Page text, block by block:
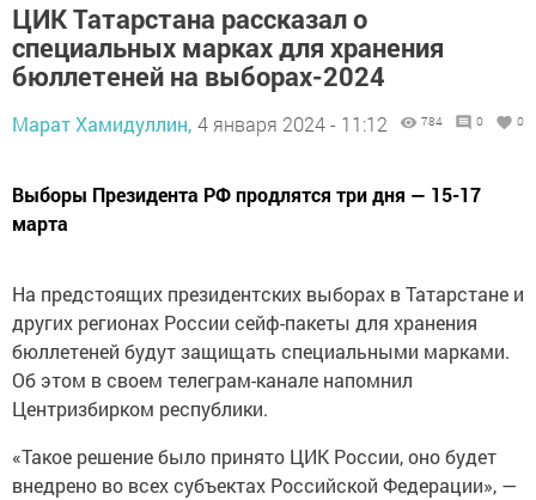
ЦИК Татарстана рассказал о
специальных марках для хранения
бюллетеней на выборах-2024
Марат Хамидуллин, 4 января 2024 - 11:12 784 0 0
Выборы Президента РФ продлятся три дня — 15-17
марта
На предстоящих президентских выборах в Татарстане и
других регионах России сейф-пакеты для хранения
бюллетеней будут защищать специальными марками.
Об этом в своем телеграм-канале напомнил
Центризбирком республики.
«Такое решение было принято ЦИК России, оно будет
внедрено во всех субъектах Российской Федерации», —